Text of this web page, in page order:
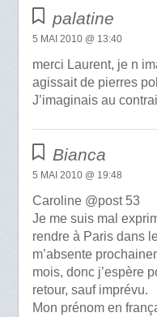
palatine
5 MAI 2010 @ 13:40
merci Laurent, je n
agissait de pierres
J’imaginais au
Bianca
5 MAI 2010 @ 19:48
Caroline @post 53
Je me suis mal
rendre à Paris dans
m’absente
mois, donc j’espère
retour, sauf imprévu.
Mon prénom en